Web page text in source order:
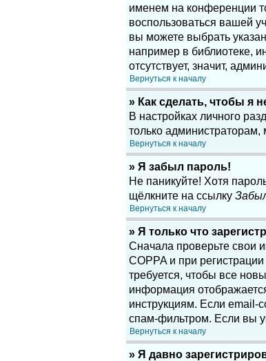
именем на конференции
воспользоваться вашей
вы можете выбрать
например в библиотеке,
отсутствует, значит,
Вернуться к началу
» Как сделать, чтобы я
В настройках личного
только
Вернуться к началу
» Я забыл пароль!
Не паникуйте! Хотя
щёлкните на ссылку
Вернуться к началу
» Я только что
Сначала проверьте свои
COPPA и при
требуется, чтобы все
информация
инструкциям. Если email-
спам-фильтром. Если вы
Вернуться к началу
» Я давно